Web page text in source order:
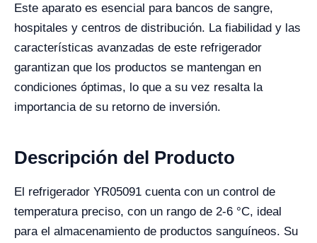
Este aparato es esencial para bancos de sangre,
hospitales y centros de distribución. La fiabilidad y las
características avanzadas de este refrigerador
garantizan que los productos se mantengan en
condiciones óptimas, lo que a su vez resalta la
importancia de su retorno de inversión.
Descripción del Producto
El refrigerador YR05091 cuenta con un control de
temperatura preciso, con un rango de 2-6 °C, ideal
para el almacenamiento de productos sanguíneos. Su